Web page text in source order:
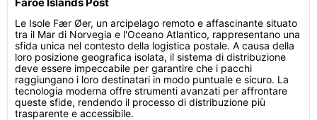
Le Isole Fær Øer, un arcipelago remoto e affascinante situato
tra il Mar di Norvegia e l'Oceano Atlantico, rappresentano una
sfida unica nel contesto della logistica postale. A causa della
loro posizione geografica isolata, il sistema di distribuzione
deve essere impeccabile per garantire che i pacchi
raggiungano i loro destinatari in modo puntuale e sicuro. La
tecnologia moderna offre strumenti avanzati per affrontare
queste sfide, rendendo il processo di distribuzione più
trasparente e accessibile.